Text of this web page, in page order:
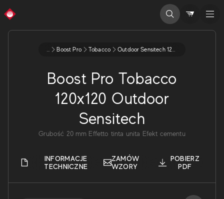
... Boost Pro Tobacco Outdoor Sensitech 120x120 20 A3dh
Boost Pro Tobacco
120x120 Outdoor
Sensitech
Grubość 20mm Effetto tinta unita Efekt cementu
INFORMACJE
TECHNICZNE
ZAMÓW
WZORY
POBIERZ
PDF